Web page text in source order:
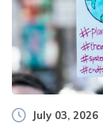
July 03, 2026